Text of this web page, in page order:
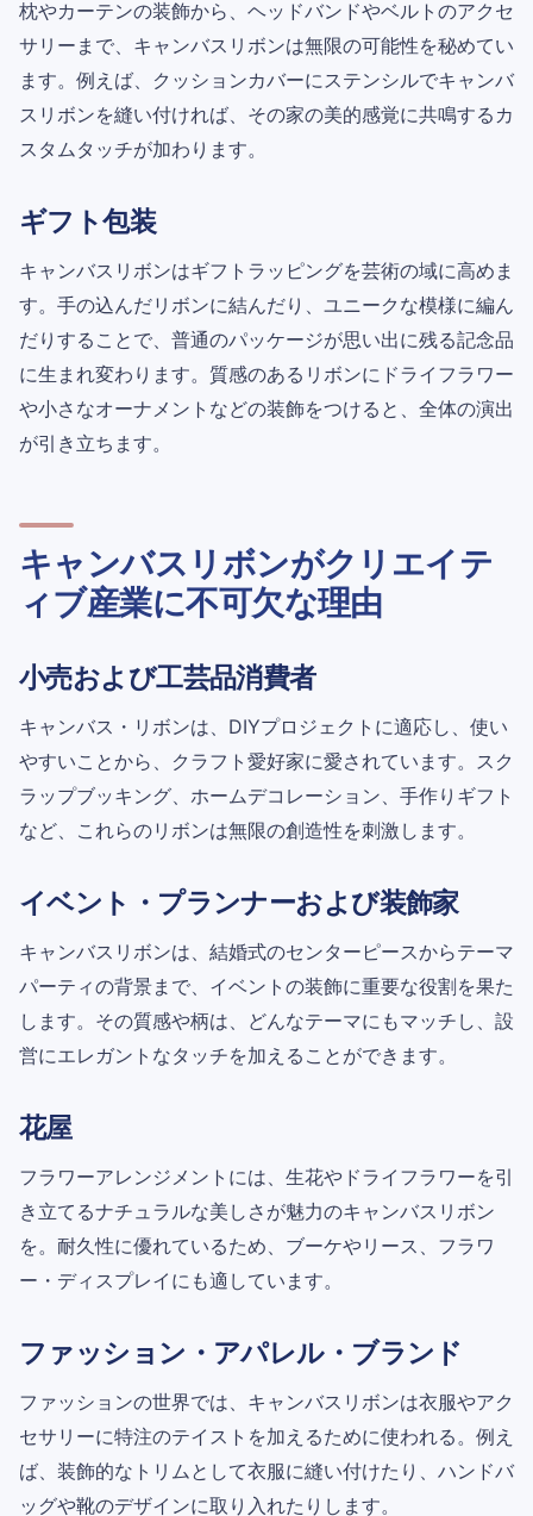
枕やカーテンの装飾から、ヘッドバンドやベルトのアクセ
サリーまで、キャンバスリボンは無限の可能性を秘めてい
ます。例えば、クッションカバーにステンシルでキャンバ
スリボンを縫い付ければ、その家の美的感覚に共鳴するカ
スタムタッチが加わります。
ギフト包装
キャンバスリボンはギフトラッピングを芸術の域に高めま
す。手の込んだリボンに結んだり、ユニークな模様に編ん
だりすることで、普通のパッケージが思い出に残る記念品
に生まれ変わります。質感のあるリボンにドライフラワー
や小さなオーナメントなどの装飾をつけると、全体の演出
が引き立ちます。
キャンバスリボンがクリエイテ
ィブ産業に不可欠な理由
小売および工芸品消費者
キャンバス・リボンは、DIYプロジェクトに適応し、使い
やすいことから、クラフト愛好家に愛されています。スク
ラップブッキング、ホームデコレーション、手作りギフト
など、これらのリボンは無限の創造性を刺激します。
イベント・プランナーおよび装飾家
キャンバスリボンは、結婚式のセンターピースからテーマ
パーティの背景まで、イベントの装飾に重要な役割を果た
します。その質感や柄は、どんなテーマにもマッチし、設
営にエレガントなタッチを加えることができます。
花屋
フラワーアレンジメントには、生花やドライフラワーを引
き立てるナチュラルな美しさが魅力のキャンバスリボン
を。耐久性に優れているため、ブーケやリース、フラワ
ー・ディスプレイにも適しています。
ファッション・アパレル・ブランド
ファッションの世界では、キャンバスリボンは衣服やアク
セサリーに特注のテイストを加えるために使われる。例え
ば、装飾的なトリムとして衣服に縫い付けたり、ハンドバ
ッグや靴のデザインに取り入れたりします。